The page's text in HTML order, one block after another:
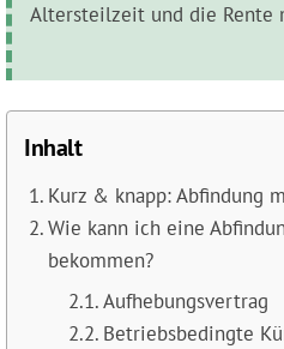
Altersteilzeit und die Rente
Inhalt
Kurz & knapp: Abfindung
Wie kann ich eine
bekommen?
Aufhebungsvertrag
Betriebsbedingte